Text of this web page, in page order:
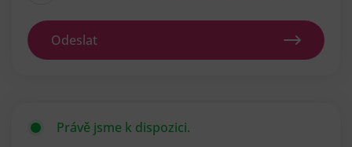
Odeslat
Právě jsme k dispozici.